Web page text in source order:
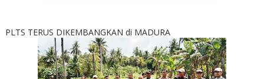
PLTS TERUS DIKEMBANGKAN di MADURA